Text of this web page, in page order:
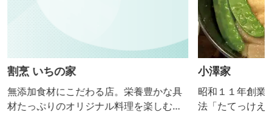
割烹 いちの家
無添加食材にこだわる店。栄養豊かな具
材たっぷりのオリジナル料理を楽しむリ
小澤家
昭和１１年創業
法「たてっけえ